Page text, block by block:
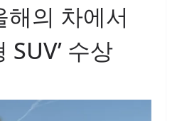
의 차에서
SUV’ 수상